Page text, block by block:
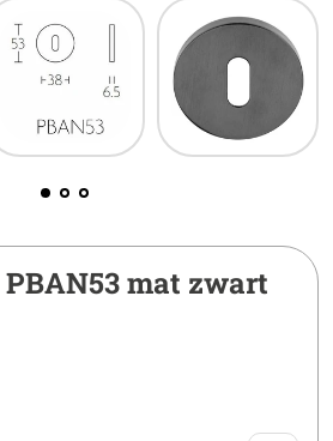
mat zwart